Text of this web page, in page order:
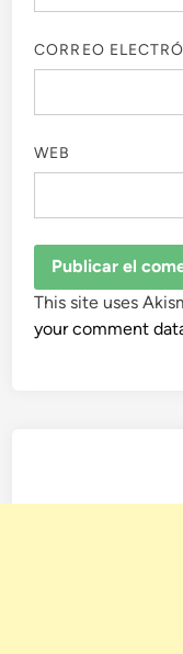
CORREO
WEB
This site uses
your comment